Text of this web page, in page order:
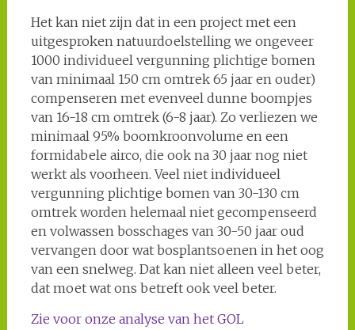
Het kan niet zijn dat in een project met een
uitgesproken natuurdoelstelling we ongeveer
1000 individueel vergunning plichtige bomen
van minimaal 150 cm omtrek 65 jaar en ouder)
compenseren met evenveel dunne boompjes
van 16-18 cm omtrek (6-8 jaar). Zo verliezen we
minimaal 95% boomkroonvolume en een
formidabele airco, die ook na 30 jaar nog niet
werkt als voorheen. Veel niet individueel
vergunning plichtige bomen van 30-130 cm
omtrek worden helemaal niet gecompenseerd
en volwassen bosschages van 30-50 jaar oud
vervangen door wat bosplantsoenen in het oog
van een snelweg. Dat kan niet alleen veel beter,
dat moet wat ons betreft ook veel beter.
Zie voor onze analyse van het GOL